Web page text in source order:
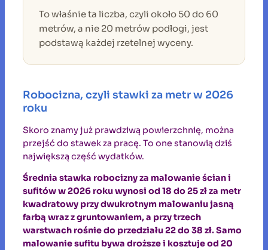
To właśnie ta liczba, czyli około 50 do 60
metrów, a nie 20 metrów podłogi, jest
podstawą każdej rzetelnej wyceny.
Robocizna, czyli stawki za metr w 2026
roku
Skoro znamy już prawdziwą powierzchnię, można
przejść do stawek za pracę. To one stanowią dziś
największą część wydatków.
Średnia stawka robocizny za malowanie ścian i
sufitów w 2026 roku wynosi od 18 do 25 zł za metr
kwadratowy przy dwukrotnym malowaniu jasną
farbą wraz z gruntowaniem, a przy trzech
warstwach rośnie do przedziału 22 do 38 zł. Samo
malowanie sufitu bywa droższe i kosztuje od 20